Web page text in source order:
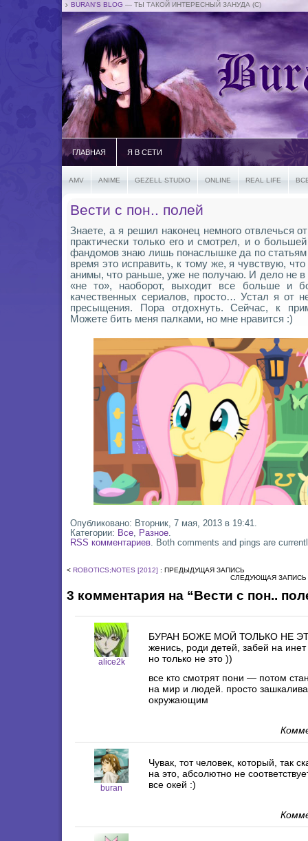
BURAN'S BLOG — ТЫ ТАКОЙ ИНТЕРЕСНЫЙ ЗАНУДА (С)
ГЛАВНАЯ Я В СЕТИ
AMV ANIME GEZELL STUDIO ONLINE REAL LIFE
Вести с пон.. полей
Знаете, а я решил наконец немного отвлечься
практически только его и смотрел, и о
фандомов знаю лишь понаслышке да по
время это исправить, к тому же, я чувствую, что
анимы, что раньше, уже не получаю. И дело не в
«не то», наоборот, выходит все больше и
качественных сериалов, просто… Устал я от
пресыщения. Пора отдохнуть. Сейчас, к
Можете бить меня палками, но мне нравится :)
Опубликовано: Вторник, 7 мая, 2013 в 19:41.
Категории: Все, Разное.
RSS комментариев. Both comments and pings are
< ROBOTICS;NOTES [2012] : ПРЕДЫДУЩАЯ ЗАПИСЬ
СЛЕДУЮЩАЯ
3 комментария на “Вести с пон..
alice2k
БУРАН БОЖЕ МОЙ ТОЛЬКО НЕ
женись, роди детей, забей на
но только не это ))
все кто смотрят пони — потом
на мир и людей. просто
окружающим
buran
Чувак, тот человек, который, так
на это, абсолютно не
все окей :)